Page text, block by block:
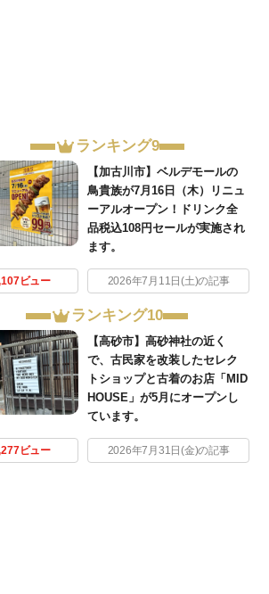
ランキング9
【加古川市】ベルデモールの
鳥貴族が7月16日（木）リニュ
ーアルオープン！ドリンク全
品税込108円セールが実施され
ます。
ビュー 2026年7月11日(土)の記事
ランキング10
【高砂市】高砂神社の近く
で、古民家を改装したセレク
トショップと古着のお店「MID
HOUSE」が5月にオープンし
ています。
ビュー 2026年7月31日(金)の記事